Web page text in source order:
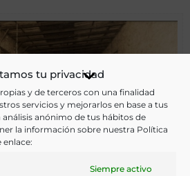
tu privacidad
y de terceros con una finalidad
servicios y mejorarlos en base a tus
anónimo de tus hábitos de
la información sobre nuestra Política
enlace:
Siempre activo